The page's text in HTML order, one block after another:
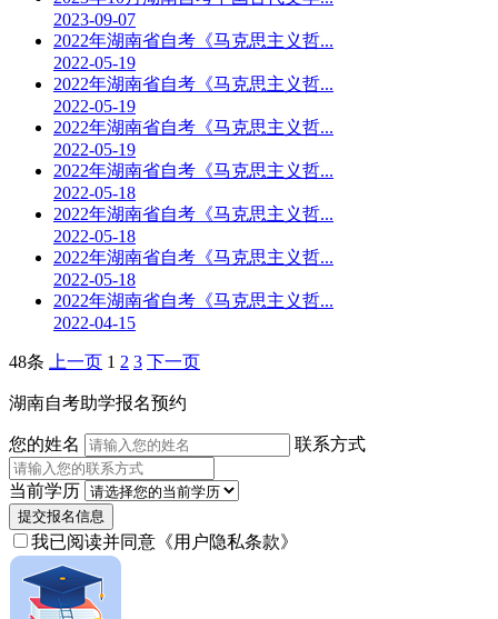
2023-09-07
2022年湖南省自考《马克思主义哲...
2022-05-19
2022年湖南省自考《马克思主义哲...
2022-05-19
2022年湖南省自考《马克思主义哲...
2022-05-19
2022年湖南省自考《马克思主义哲...
2022-05-18
2022年湖南省自考《马克思主义哲...
2022-05-18
2022年湖南省自考《马克思主义哲...
2022-05-18
2022年湖南省自考《马克思主义哲...
2022-04-15
48条 上一页 1 2 3 下一页
湖南自考助学报名预约
您的姓名 联系方式
当前学历
提交报名信息
我已阅读并同意 《用户隐私条款》